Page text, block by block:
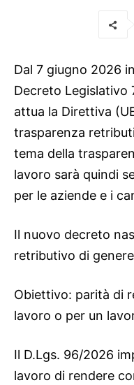
Dal 7 giugno 2026
Decreto Legislativo
attua la Direttiva
trasparenza
tema della
lavoro sarà quindi
per le aziende e i
Il nuovo decreto
retributivo di
Obiettivo: parità di
lavoro o per un
Il D.Lgs. 96/2026
lavoro di rendere